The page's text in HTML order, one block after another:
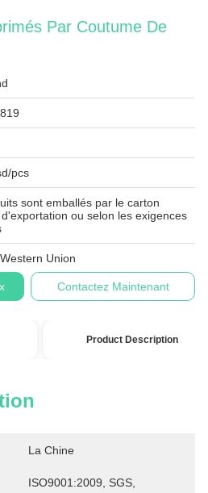
Par Coutume De
pcs
sont emballés par le carton
ou selon les exigences
Union
Contactez Maintenant
Product Description
La Chine
ISO9001:2009, SGS,